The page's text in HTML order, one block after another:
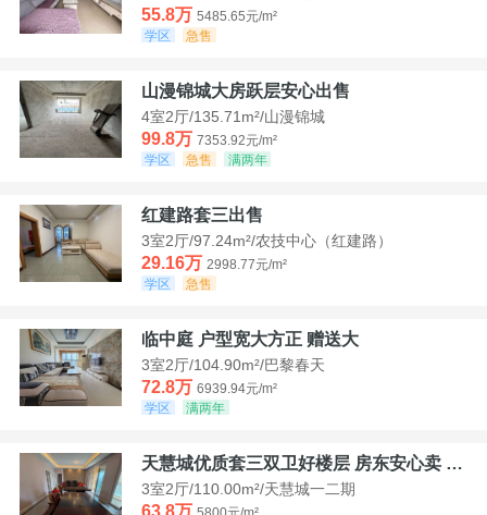
55.8万 5485.65元/m²
学区
急售
山漫锦城大房跃层安心出售
4室2厅/135.71m²/山漫锦城
99.8万 7353.92元/m²
学区
急售 满两年
红建路套三出售
3室2厅/97.24m²/农技中心（红建路）
29.16万 2998.77元/m²
学区
急售
临中庭 户型宽大方正 赠送大
3室2厅/104.90m²/巴黎春天
72.8万 6939.94元/m²
学区
满两年
天慧城优质套三双卫好楼层 房东安心卖 价格好谈
3室2厅/110.00m²/天慧城一二期
63.8万